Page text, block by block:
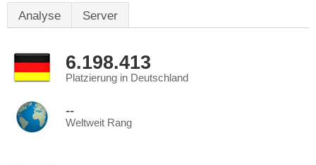
Analyse Server
6.198.413
Platzierung in Deutschland
--
Weltweit Rang